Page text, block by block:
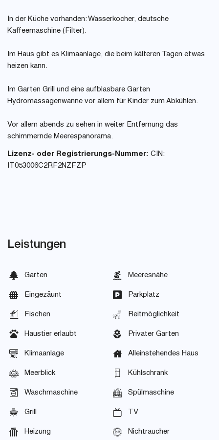
In der Küche vorhanden: Wasserkocher, deutsche
Kaffeemaschine (Filter).
Im Haus gibt es Klimaanlage, die beim kälteren Tagen etwas
heizen kann.
Im Garten Grill und eine aufblasbare Garten
Hydromassagenwanne vor allem für Kinder zum Abkühlen.
Vor allem abends zu sehen in weiter Entfernung das
schimmernde Meerespanorama.
Lizenz- oder Registrierungs-Nummer: CIN:
IT053006C2RF2NZFZP
Leistungen
Garten Meeresnähe
Eingezäunt Parkplatz
Fischen Reitmöglichkeit
Haustier erlaubt Privater Garten
Klimaanlage Alleinstehendes Haus
Meerblick Kühlschrank
Waschmaschine Spülmaschine
Grill TV
Heizung Nichtraucher